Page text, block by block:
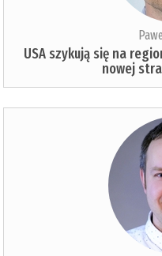
USA szykują się na
nowej